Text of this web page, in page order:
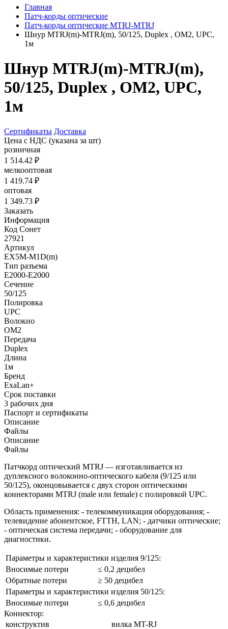
Главная
Патч-корды оптические
Патч-корды оптические MTRJ-MTRJ
Шнур MTRJ(m)-MTRJ(m), 50/125, Duplex , OM2, UPC,
1м
Шнур MTRJ(m)-MTRJ(m),
50/125, Duplex , OM2, UPC,
1м
Сертификаты Доставка
Цена с НДС (указана за шт)
розничная
1 514.42 ₽
мелкооптовая
1 419.74 ₽
оптовая
1 349.73 ₽
Заказать
Информация
Код Сонет
27921
Артикул
EX5M-M1D(m)
Тип разъема
E2000-E2000
Сечение
50/125
Полировка
UPC
Волокно
OM2
Передача
Duplex
Длина
1м
Бренд
ExaLan+
Срок поставки
3 рабочих дня
Паспорт и сертификаты
Описание
Файлы
Описание
Файлы
Патчкорд оптический MTRJ — изготавливается из
дуплексного волоконно-оптического кабеля (9/125 или
50/125), оконцовывается с двух сторон оптическими
коннекторами MTRJ (male или female) с полировкой UPC.
Область применения: - телекоммуникация оборудования; -
телевидение абонентское, FTTH, LAN; - датчики оптические;
- оптическая система передачи; - оборудование для
диагностики.
Параметры и характеристики изделия 9/125:
Вносимые потери
≤ 0,2 децибел
Обратные потери
≥ 50 децибел
Параметры и характеристики изделия 50/125:
Вносимые потери
≤ 0,6 децибел
Коннектор:
конструктив
вилка MT-RJ